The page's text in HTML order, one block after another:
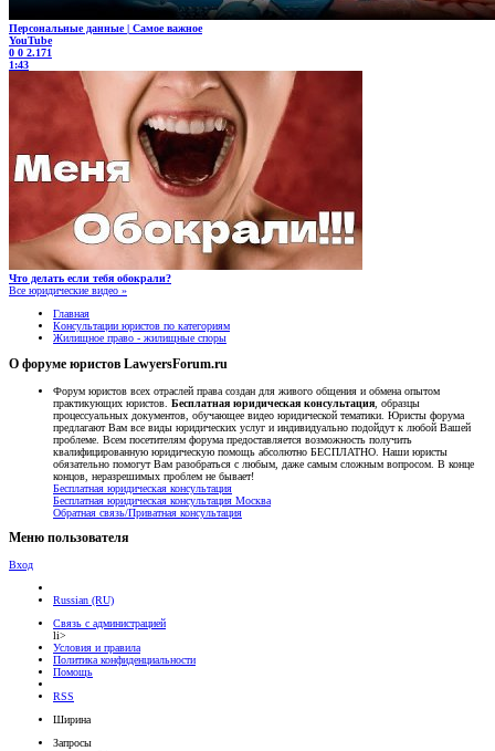
Персональные данные | Самое важное
YouTube
0 0 2.171
1:43
Что делать если тебя обокрали?
Все юридические видео »
Главная
Консультации юристов по категориям
Жилищное право - жилищные споры
О форуме юристов LawyersForum.ru
Форум юристов всех отраслей права создан для живого общения и обмена опытом
практикующих юристов. Бесплатная юридическая консультация , образцы
процессуальных документов, обучающее видео юридической тематики. Юристы форума
предлагают Вам все виды юридических услуг и индивидуально подойдут к любой Вашей
проблеме. Всем посетителям форума предоставляется возможность получить
квалифицированную юридическую помощь абсолютно БЕСПЛАТНО. Наши юристы
обязательно помогут Вам разобраться с любым, даже самым сложным вопросом. В конце
концов, неразрешимых проблем не бывает!
Бесплатная юридическая консультация
Бесплатная юридическая консультация Москва
Обратная связь/Приватная консультация
Меню пользователя
Вход
Russian (RU)
Связь с администрацией
li>
Условия и правила
Политика конфиденциальности
Помощь
RSS
Ширина
Запросы